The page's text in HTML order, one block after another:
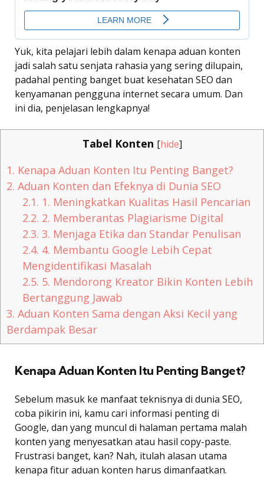
Yuk, kita pelajari lebih dalam kenapa aduan konten
jadi salah satu senjata rahasia yang sering dilupain,
padahal penting banget buat kesehatan SEO dan
kenyamanan pengguna internet secara umum. Dan
ini dia, penjelasan lengkapnya!
Tabel Konten [hide]
1. Kenapa Aduan Konten Itu Penting Banget?
2. Aduan Konten dan Efeknya di Dunia SEO
2.1. 1. Meningkatkan Kualitas Hasil Pencarian
2.2. 2. Memberantas Plagiarisme Digital
2.3. 3. Menjaga Etika dan Standar Penulisan
2.4. 4. Membantu Google Lebih Cepat
Mengidentifikasi Masalah
2.5. 5. Mendorong Kreator Bikin Konten Lebih
Bertanggung Jawab
3. Aduan Konten Sama dengan Aksi Kecil yang
Berdampak Besar
Kenapa Aduan Konten Itu Penting Banget?
Sebelum masuk ke manfaat teknisnya di dunia SEO,
coba pikirin ini, kamu cari informasi penting di
Google, dan yang muncul di halaman pertama malah
konten yang menyesatkan atau hasil copy-paste.
Frustrasi banget, kan? Nah, itulah alasan utama
kenapa fitur aduan konten harus dimanfaatkan.